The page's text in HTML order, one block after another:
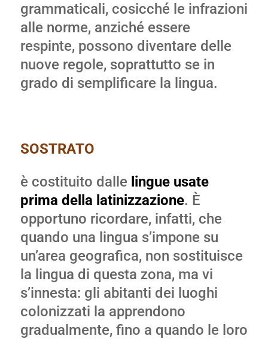
grammaticali, cosicché le infrazioni
alle norme, anziché essere
respinte, possono diventare delle
nuove regole, soprattutto se in
grado di semplificare la lingua.
SOSTRATO
è costituito dalle lingue usate
prima della latinizzazione. È
opportuno ricordare, infatti, che
quando una lingua s’impone su
un’area geografica, non sostituisce
la lingua di questa zona, ma vi
s’innesta: gli abitanti dei luoghi
colonizzati la apprendono
gradualmente, fino a quando le loro